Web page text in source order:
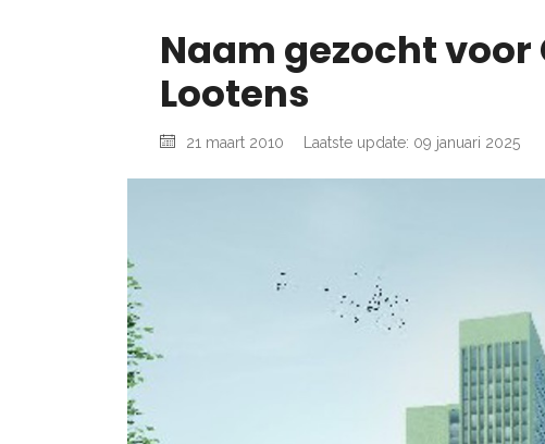
Naam gezocht
Lootens
21 maart 2010 Laatste update: 09 januari 2025